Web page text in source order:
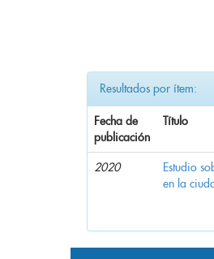
Resultados por ítem:
Fecha de
publicación
Título
2020
Estudio
en la